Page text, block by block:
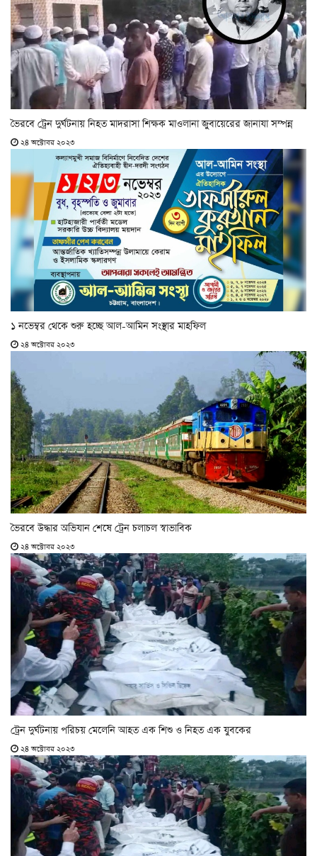
ভৈরবে ট্রেন দুর্ঘটনায় নিহত মাদরাসা শিক্ষক মাওলানা জুবায়েরের জানাযা সম্পন্ন
২৪ অক্টোবর ২০২৩
১ নভেম্বর থেকে শুরু হচ্ছে আল-আমিন সংস্থার মাহ‌ফিল
২৪ অক্টোবর ২০২৩
ভৈরবে উদ্ধার অভিযান শেষে ট্রেন চলাচল স্বাভাবিক
২৪ অক্টোবর ২০২৩
ট্রেন দুর্ঘটনায় পরিচয় মেলেনি আহত এক শিশু ও নিহত এক যুবকের
২৪ অক্টোবর ২০২৩